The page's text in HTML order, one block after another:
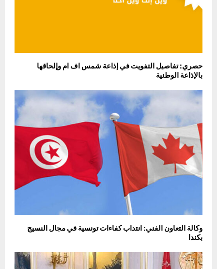
حصري: تفاصيل التفويت في إذاعة شمس اف ام وإلحاقها
بالإذاعة الوطنية
وكالة التعاون الفني: انتداب كفاءات تونسية في مجال النسيج
بكندا